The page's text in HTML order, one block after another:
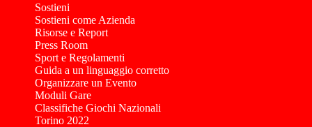
Sostieni
Sostieni come Azienda
Risorse e Report
Press Room
Sport e Regolamenti
Guida a un linguaggio corretto
Organizzare un Evento
Moduli Gare
Classifiche Giochi Nazionali
Torino 2022